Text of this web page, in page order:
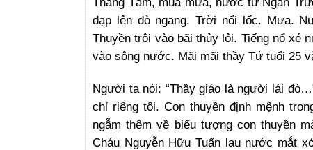
đạp lên đò ngang. Trời nổi lốc. Mưa.
Thuyền trôi vào bãi thủy lôi. Tiếng nổ xé
vào sông nước. Mãi mãi thầy Tứ tuổi 25
Người ta nói: “Thầy giáo là người lái
chỉ riêng tôi. Con thuyền định mệnh
ngẫm thêm về biểu tượng con thuyền
Cháu Nguyễn Hữu Tuấn lau nước mắt